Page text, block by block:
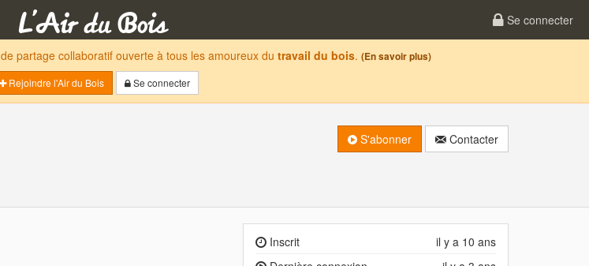
Se connecter
de partage collaboratif ouverte à tous les amoureux du travail du bois. (En savoir plus)
Rejoindre l'Air du Bois
Se connecter
S'abonner Contacter
il y a 10 ans
Inscrit